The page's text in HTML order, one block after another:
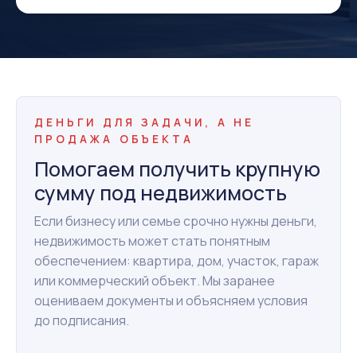
ДЕНЬГИ ДЛЯ ЗАДАЧИ, А НЕ
ПРОДАЖА ОБЪЕКТА
Помогаем получить крупную
сумму под недвижимость
Если бизнесу или семье срочно нужны деньги,
недвижимость может стать понятным
обеспечением: квартира, дом, участок, гараж
или коммерческий объект. Мы заранее
оцениваем документы и объясняем условия
до подписания.